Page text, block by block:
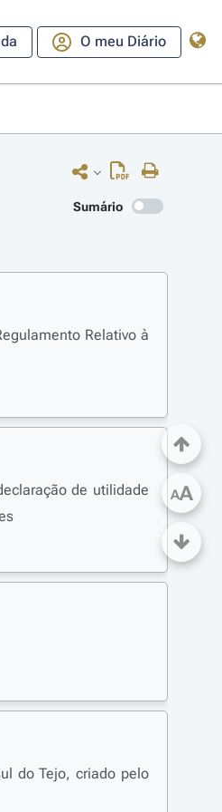
O meu Diário
Sumário
Relativo à
de utilidade
do Tejo, criado pelo
AA